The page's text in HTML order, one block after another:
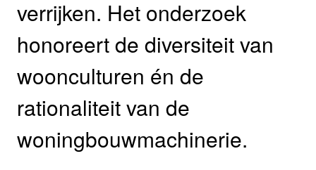
verrijken. Het onderzoek
honoreert de diversiteit van
woonculturen én de
rationaliteit van de
woningbouwmachinerie.